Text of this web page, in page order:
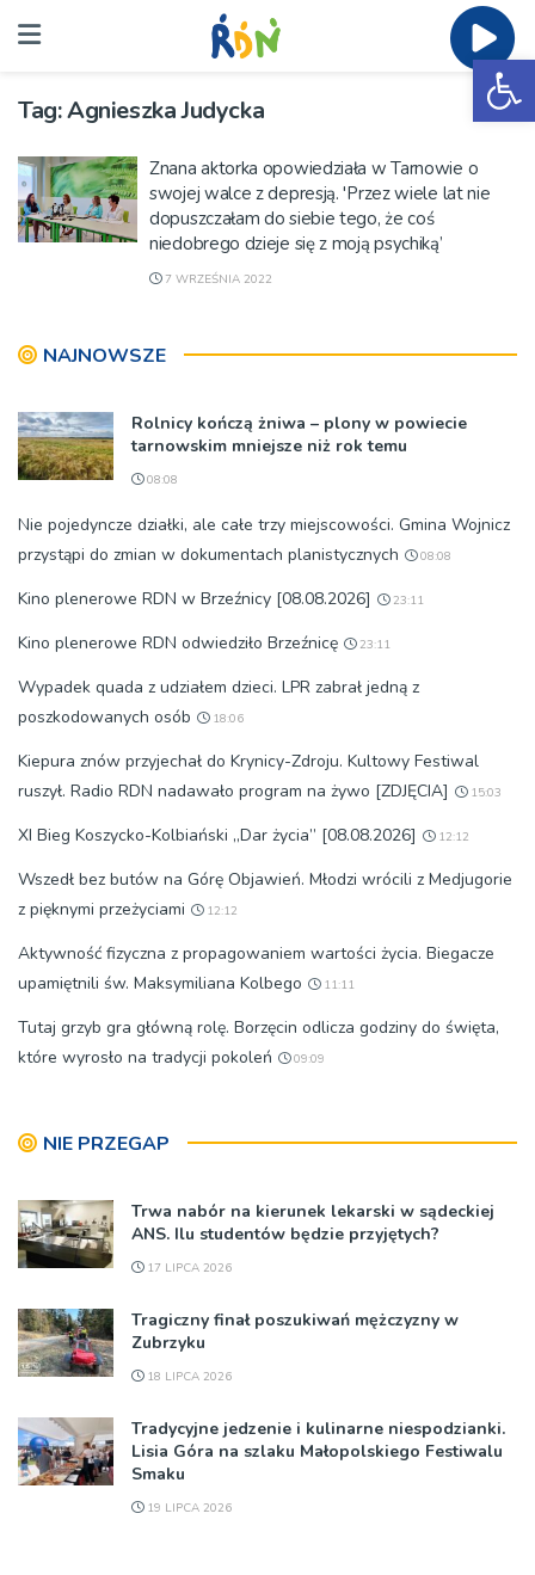
Tag:Agnieszka Judycka
Znana aktorka opowiedziała w Tarnowie o
swojej walce z depresją. 'Przez wiele lat nie
dopuszczałam do siebie tego, że coś
niedobrego dzieje się z moją psychiką’
7 WRZEŚNIA 2022
NAJNOWSZE
Rolnicy kończą żniwa – plony w powiecie
tarnowskim mniejsze niż rok temu
08:08
Nie pojedyncze działki, ale całe trzy miejscowości. Gmina Wojnicz
przystąpi do zmian w dokumentach planistycznych
08:08
Kino plenerowe RDN w Brzeźnicy [08.08.2026] 23:11
Kino plenerowe RDN odwiedziło Brzeźnicę 23:11
Wypadek quada z udziałem dzieci. LPR zabrał jedną z
poszkodowanych osób
18:06
Kiepura znów przyjechał do Krynicy-Zdroju. Kultowy Festiwal
ruszył. Radio RDN nadawało program na żywo [ZDJĘCIA]
15:03
XI Bieg Koszycko-Kolbiański „Dar życia” [08.08.2026] 12:12
Wszedł bez butów na Górę Objawień. Młodzi wrócili z Medjugorie
z pięknymi przeżyciami
12:12
Aktywność fizyczna z propagowaniem wartości życia. Biegacze
upamiętnili św. Maksymiliana Kolbego
11:11
Tutaj grzyb gra główną rolę. Borzęcin odlicza godziny do święta,
które wyrosło na tradycji pokoleń
09:09
NIE PRZEGAP
Trwa nabór na kierunek lekarski w sądeckiej
ANS. Ilu studentów będzie przyjętych?
17 LIPCA 2026
Tragiczny finał poszukiwań mężczyzny w
Zubrzyku
18 LIPCA 2026
Tradycyjne jedzenie i kulinarne niespodzianki.
Lisia Góra na szlaku Małopolskiego Festiwalu
Smaku
19 LIPCA 2026